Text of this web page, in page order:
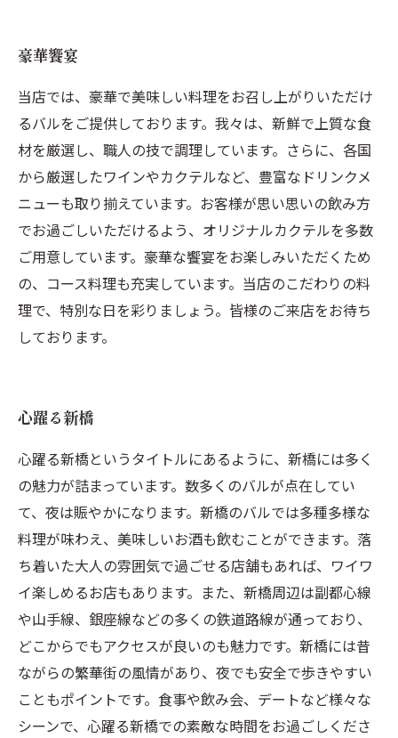
豪華饗宴
当店では、豪華で美味しい料理をお召し上がりいただけ
るバルをご提供しております。我々は、新鮮で上質な食
材を厳選し、職人の技で調理しています。さらに、各国
から厳選したワインやカクテルなど、豊富なドリンクメ
ニューも取り揃えています。お客様が思い思いの飲み方
でお過ごしいただけるよう、オリジナルカクテルを多数
ご用意しています。豪華な饗宴をお楽しみいただくため
の、コース料理も充実しています。当店のこだわりの料
理で、特別な日を彩りましょう。皆様のご来店をお待ち
しております。
心躍る新橋
心躍る新橋というタイトルにあるように、新橋には多く
の魅力が詰まっています。数多くのバルが点在してい
て、夜は賑やかになります。新橋のバルでは多種多様な
料理が味わえ、美味しいお酒も飲むことができます。落
ち着いた大人の雰囲気で過ごせる店舗もあれば、ワイワ
イ楽しめるお店もあります。また、新橋周辺は副都心線
や山手線、銀座線などの多くの鉄道路線が通っており、
どこからでもアクセスが良いのも魅力です。新橋には昔
ながらの繁華街の風情があり、夜でも安全で歩きやすい
こともポイントです。食事や飲み会、デートなど様々な
シーンで、心躍る新橋での素敵な時間をお過ごしくださ